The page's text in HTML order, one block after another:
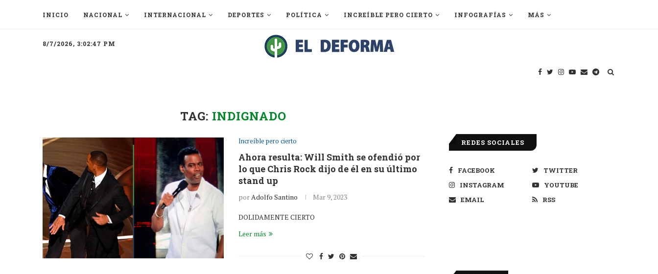
INICIO NACIONAL INTERNACIONAL DEPORTES POLÍTICA INCREÍBLE PERO CIERTO INFOGRAFÍAS MÁS
8/7/2026, 3:02:47 PM
TAG: INDIGNADO
Increíble pero cierto
Ahora resulta: Will Smith se ofendió por
lo que Chris Rock dijo de él en su último
stand up
porAdolfo Santino Mar 9, 2023
DOLIDAMENTE CIERTO
Leer más
REDES SOCIALES
FACEBOOK
TWITTER
INSTAGRAM
YOUTUBE
EMAIL
RSS